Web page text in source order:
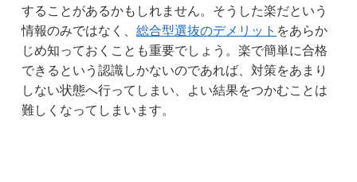
することがあるかもしれません。そうした楽だという
情報のみではなく、 総合型選抜のデメリット をあらか
じめ知っておくことも重要でしょう。楽で簡単に合格
できるという認識しかないのであれば、対策をあまり
しない状態へ行ってしまい、よい結果をつかむことは
難しくなってしまいます。